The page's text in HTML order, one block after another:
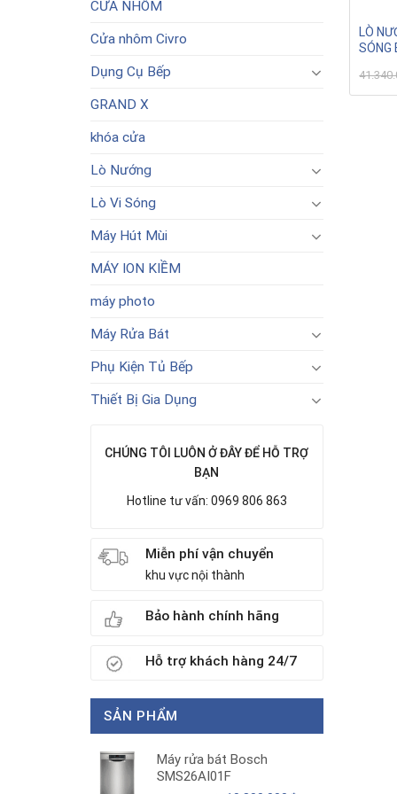
CỬA NHÔM
Cửa nhôm Civro
Dụng Cụ Bếp
GRAND X
khóa cửa
Lò Nướng
Lò Vi Sóng
Máy Hút Mùi
MÁY ION KIỀM
máy photo
Máy Rửa Bát
Phụ Kiện Tủ Bếp
Thiết Bị Gia Dụng
CHÚNG TÔI LUÔN Ở ĐÂY ĐỂ HỖ TRỢ
BẠN
Hotline tư vấn: 0969 806 863
Miễn phí vận chuyển
khu vực nội thành
Bảo hành chính hãng
Hỗ trợ khách hàng 24/7
SẢN PHẨM
Máy rửa bát Bosch
SMS26AI01F
LÒ
SÓNG